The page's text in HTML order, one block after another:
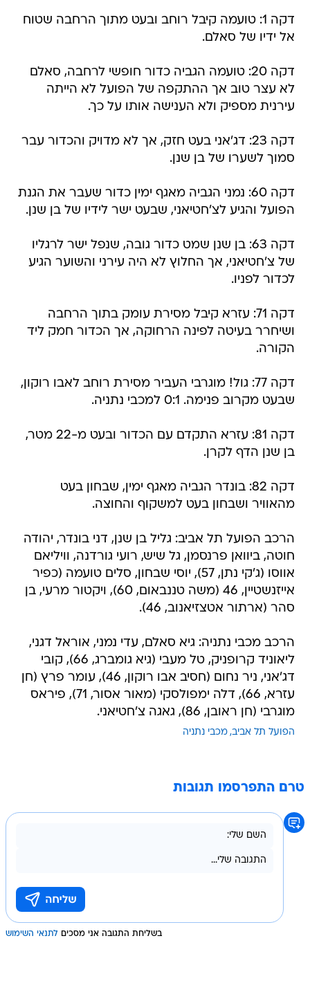
דקה 1: טועמה קיבל רוחב ובעט מתוך הרחבה שטוח
אל ידיו של סאלם.
דקה 20: טועמה הגביה כדור חופשי לרחבה, סאלם
לא עצר טוב אך ההתקפה של הפועל לא הייתה
עירנית מספיק ולא הענישה אותו על כך.
דקה 23: דג'אני בעט חזק, אך לא מדויק והכדור עבר
סמוך לשערו של בן שנן.
דקה 60: נמני הגביה מאגף ימין כדור שעבר את הגנת
הפועל והגיע לצ'חטיאני, שבעט ישר לידיו של בן שנן.
דקה 63: בן שנן שמט כדור גובה, שנפל ישר לרגליו
של צ'חטיאני, אך החלוץ לא היה עירני והשוער הגיע
לכדור לפניו.
דקה 71: עזרא קיבל מסירת עומק בתוך הרחבה
ושיחרר בעיטה לפינה הרחוקה, אך הכדור חמק ליד
הקורה.
דקה 77: גול! מוגרבי העביר מסירת רוחב לאבו רוקון,
שבעט מקרוב פנימה. 0:1 למכבי נתניה.
דקה 81: עזרא התקדם עם הכדור ובעט מ-22 מטר,
בן שנן הדף לקרן.
דקה 82: בונדר הגביה מאגף ימין, שבחון בעט
מהאוויר ושבחון בעט למשקוף והחוצה.
הרכב הפועל תל אביב: גליל בן שנן, דני בונדר, יהודה
חוטה, ביוואן פרנסמן, גל שיש, רועי גורדנה, וויליאם
אווסו (ג'קי נתן, 57), יוסי שבחון, סלים טועמה (כפיר
אייזנשטיין, 46 (משה טננבאום, 60), ויקטור מרעי, בן
סהר (ארתור אטצזיאנוב, 46).
הרכב מכבי נתניה: גיא סאלם, עדי נמני, אוראל דגני,
ליאוניד קרופניק, טל מעבי (גיא גומברג, 66), קובי
דג'אני, ניר נחום (חסיב אבו רוקון, 46), עומר פרץ (חן
עזרא, 66), דלה ימפולסקי (מאור אסור, 71), פיראס
מוגרבי (חן ראובן, 86), גאגה צ'חטיאני.
הפועל תל אביב מכבי נתניה
טרם התפרסמו תגובות
בשליחת התגובה אני מסכים לתנאי השימוש